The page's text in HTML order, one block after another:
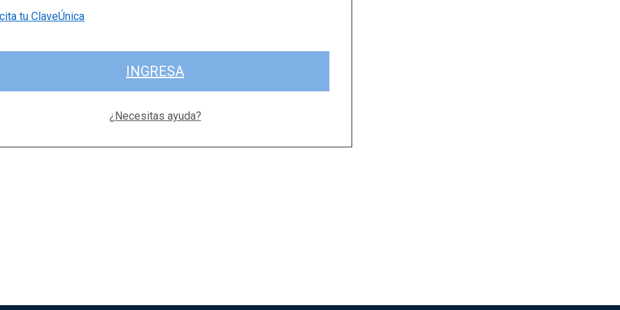
tu ClaveÚnica
INGRESA
¿Necesitas ayuda?